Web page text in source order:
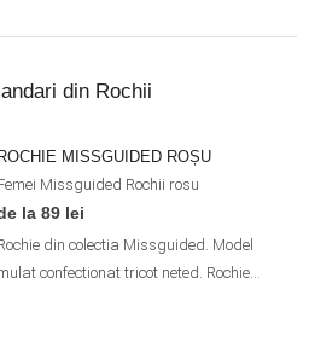
din Rochii
ROCHIE MISSGUIDED ROȘU
Missguided Rochii rosu
la 89 lei
din colectia Missguided. Model
confectionat tricot neted. Rochie...